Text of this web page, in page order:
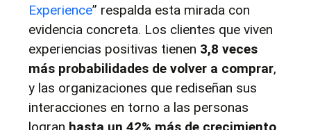
Experience” respalda esta mirada con
evidencia concreta. Los clientes que viven
experiencias positivas tienen 3,8 veces
más probabilidades de volver a comprar,
y las organizaciones que rediseñan sus
interacciones en torno a las personas